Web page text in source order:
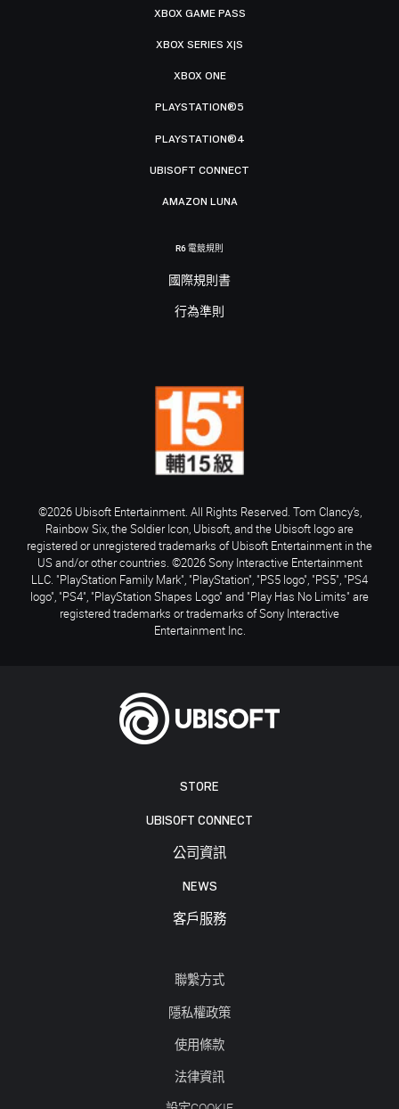
STORE
UBISOFT CONNECT
公司資訊
NEWS
客戶服務
聯繫方式
隱私權政策
使用條款
法律資訊
XBOX GAME PASS
XBOX SERIES X|S
XBOX ONE
PLAYSTATION®5
PLAYSTATION®4
UBISOFT CONNECT
AMAZON LUNA
R6 電競規則
國際規則書
行為準則
©2026 Ubisoft Entertainment. All Rights Reserved. Tom Clancy’s,
Rainbow Six, the Soldier Icon, Ubisoft, and the Ubisoft logo are
registered or unregistered trademarks of Ubisoft Entertainment in the
US and/or other countries. ©2026 Sony Interactive Entertainment
LLC. "PlayStation Family Mark", "PlayStation", "PS5 logo", "PS5", "PS4
logo", "PS4", "PlayStation Shapes Logo" and "Play Has No Limits" are
registered trademarks or trademarks of Sony Interactive
Entertainment Inc.